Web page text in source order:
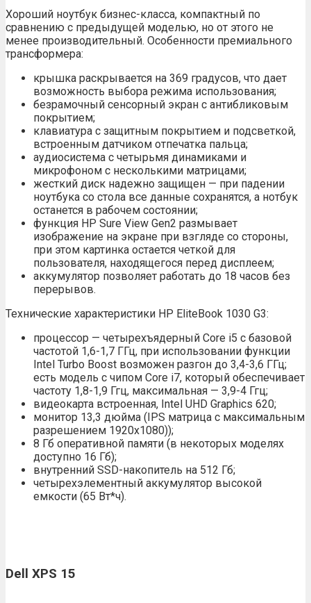
Хороший ноутбук бизнес-класса, компактный по
сравнению с предыдущей моделью, но от этого не
менее производительный. Особенности премиального
трансформера:
крышка раскрывается на 369 градусов, что дает
возможность выбора режима использования;
безрамочный сенсорный экран с антибликовым
покрытием;
клавиатура с защитным покрытием и подсветкой,
встроенным датчиком отпечатка пальца;
аудиосистема с четырьмя динамиками и
микрофоном с несколькими матрицами;
жесткий диск надежно защищен — при падении
ноутбука со стола все данные сохранятся, а нотбук
останется в рабочем состоянии;
функция HP Sure View Gen2 размывает
изображение на экране при взгляде со стороны,
при этом картинка остается четкой для
пользователя, находящегося перед дисплеем;
аккумулятор позволяет работать до 18 часов без
перерывов.
Технические характеристики HP EliteBook 1030 G3:
процессор — четырехъядерный Core i5 с базовой
частотой 1,6-1,7 ГГц, при использовании функции
Intel Turbo Boost возможен разгон до 3,4-3,6 ГГц;
есть модель с чипом Core i7, который обеспечивает
частоту 1,8-1,9 Ггц, максимальная — 3,9-4 Ггц;
видеокарта встроенная, Intel UHD Graphics 620;
монитор 13,3 дюйма (IPS матрица с максимальным
разрешением 1920х1080));
8 Гб оперативной памяти (в некоторых моделях
доступно 16 Гб);
внутренний SSD-накопитель на 512 Гб;
четырехэлементный аккумулятор высокой
емкости (65 Вт*ч).
Dell XPS 15